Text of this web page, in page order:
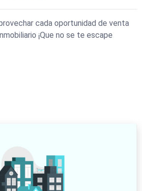
cada oportunidad de venta
¡Que no se te escape